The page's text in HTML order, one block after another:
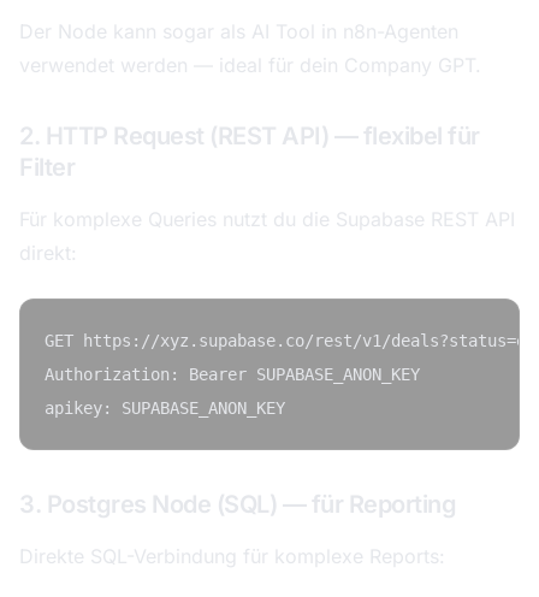
Der Node kann sogar als AI Tool in n8n-Agenten
verwendet werden — ideal für dein Company GPT.
2. HTTP Request (REST API) — flexibel für
Filter
Für komplexe Queries nutzt du die Supabase REST API
direkt:
GET https://xyz.supabase.co/rest/v1/
Authorization: Bearer SUPABASE_ANON_KEY
3. Postgres Node (SQL) — für Reporting
Direkte SQL-Verbindung für komplexe Reports: